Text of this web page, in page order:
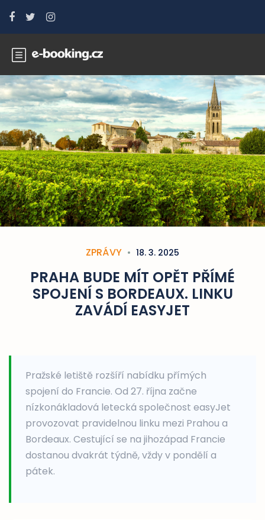
ZPRÁVY 18. 3. 2025
PRAHA BUDE MÍT OPĚT PŘÍMÉ
SPOJENÍ S BORDEAUX. LINKU
ZAVÁDÍ EASYJET
Pražské letiště rozšíří nabídku přímých
spojení do Francie. Od 27. října začne
nízkonákladová letecká společnost easyJet
provozovat pravidelnou linku mezi Prahou a
Bordeaux. Cestující se na jihozápad Francie
dostanou dvakrát týdně, vždy v pondělí a
pátek.